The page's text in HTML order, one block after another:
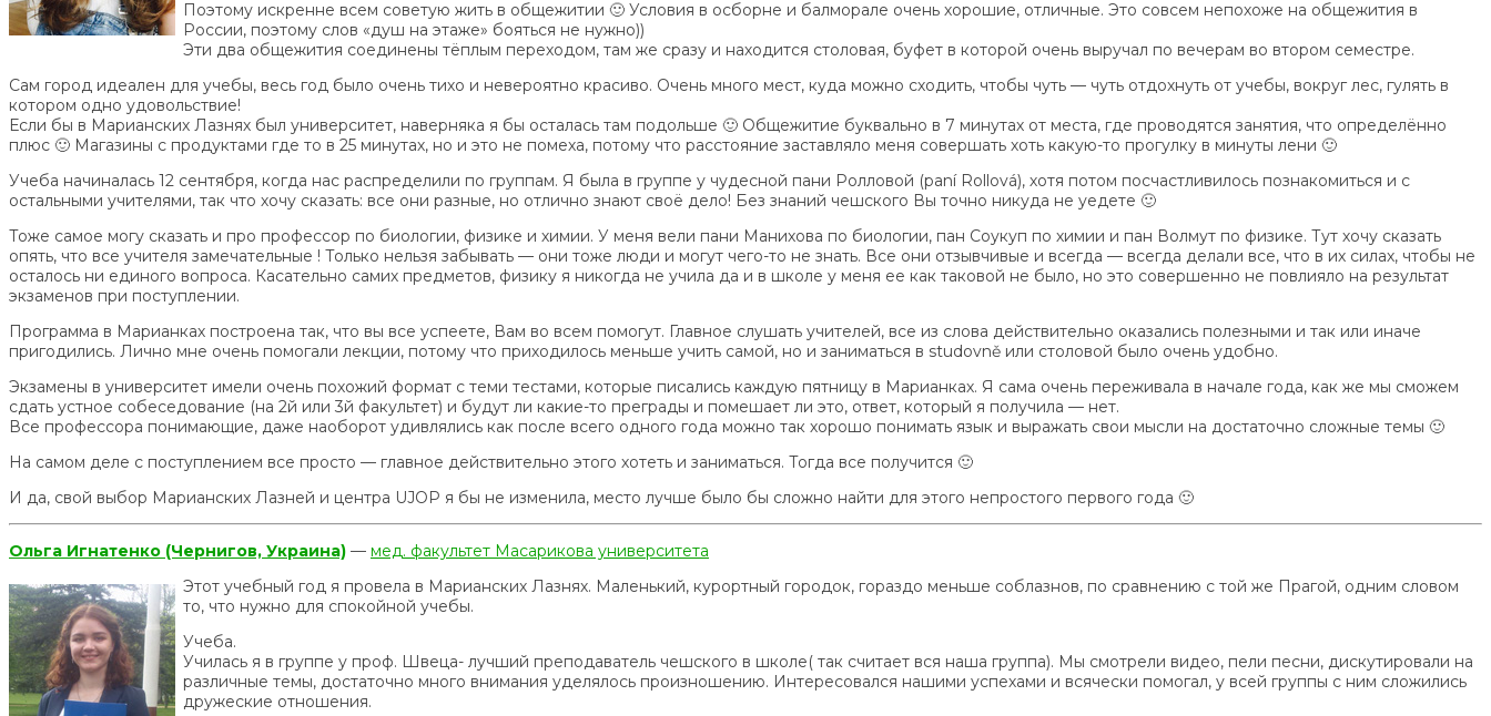
Поэтому искренне всем советую жить в общежитии 🙂 Условия в осборне и балморале очень хорошие, отличные. Это совсем непохоже на общежития в
России, поэтому слов «душ на этаже» бояться не нужно))
Эти два общежития соединены тёплым переходом, там же сразу и находится столовая, буфет в которой очень выручал по вечерам во втором семестре.
Сам город идеален для учебы, весь год было очень тихо и невероятно красиво. Очень много мест, куда можно сходить, чтобы чуть — чуть отдохнуть от учебы, вокруг лес, гулять в
котором одно удовольствие!
Если бы в Марианских Лазнях был университет, наверняка я бы осталась там подольше 🙂 Общежитие буквально в 7 минутах от места, где проводятся занятия, что определённо
плюс 🙂 Магазины с продуктами где то в 25 минутах, но и это не помеха, потому что расстояние заставляло меня совершать хоть какую-то прогулку в минуты лени 🙂
Учеба начиналась 12 сентября, когда нас распределили по группам. Я была в группе у чудесной пани Ролловой (paní Rollová), хотя потом посчастливилось познакомиться и с
остальными учителями, так что хочу сказать: все они разные, но отлично знают своё дело! Без знаний чешского Вы точно никуда не уедете 🙂
Тоже самое могу сказать и про профессор по биологии, физике и химии. У меня вели пани Манихова по биологии, пан Соукуп по химии и пан Волмут по физике. Тут хочу сказать
опять, что все учителя замечательные ! Только нельзя забывать — они тоже люди и могут чего-то не знать. Все они отзывчивые и всегда — всегда делали все, что в их силах, чтобы не
осталось ни единого вопроса. Касательно самих предметов, физику я никогда не учила да и в школе у меня ее как таковой не было, но это совершенно не повлияло на результат
экзаменов при поступлении.
Программа в Марианках построена так, что вы все успеете, Вам во всем помогут. Главное слушать учителей, все из слова действительно оказались полезными и так или иначе
пригодились. Лично мне очень помогали лекции, потому что приходилось меньше учить самой, но и заниматься в studovně или столовой было очень удобно.
Экзамены в университет имели очень похожий формат с теми тестами, которые писались каждую пятницу в Марианках. Я сама очень переживала в начале года, как же мы сможем
сдать устное собеседование (на 2й или 3й факультет) и будут ли какие-то преграды и помешает ли это, ответ, который я получила — нет.
Все профессора понимающие, даже наоборот удивлялись как после всего одного года можно так хорошо понимать язык и выражать свои мысли на достаточно сложные темы 🙂
На самом деле с поступлением все просто — главное действительно этого хотеть и заниматься. Тогда все получится 🙂
И да, свой выбор Марианских Лазней и центра UJOP я бы не изменила, место лучше было бы сложно найти для этого непростого первого года 🙂
Ольга Игнатенко (Чернигов, Украина) — мед. факультет Масарикова университета
Этот учебный год я провела в Марианских Лазнях. Маленький, курортный городок, гораздо меньше соблазнов, по сравнению с той же Прагой, одним словом
то, что нужно для спокойной учебы.
Учеба.
Училась я в группе у проф. Швеца- лучший преподаватель чешского в школе( так считает вся наша группа). Мы смотрели видео, пели песни, дискутировали на
различные темы, достаточно много внимания уделялось произношению. Интересовался нашими успехами и всячески помогал, у всей группы с ним сложились
дружеские отношения.